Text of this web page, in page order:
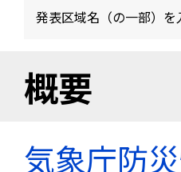
発表区域名（の一部）を
概要
気象庁防